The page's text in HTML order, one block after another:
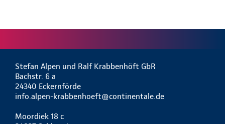
Stefan Alpen und Ralf Krabbenhöft GbR
Bachstr. 6 a
24340 Eckernförde
info.alpen-krabbenhoeft@continentale.de
Moordiek 18 c